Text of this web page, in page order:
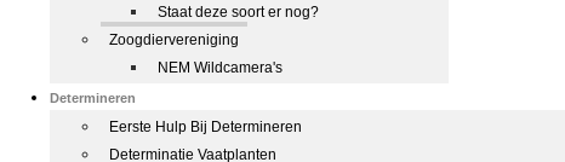
Staat deze soort er nog?
Zoogdiervereniging
NEM Wildcamera's
Determineren
Eerste Hulp Bij Determineren
Determinatie Vaatplanten